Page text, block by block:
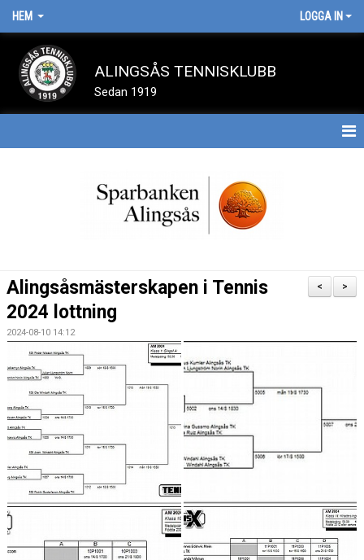
HEM LOGGA IN
ALINGSÅS TENNISKLUBB
Sedan 1919
OM KLUBBEN
TÄVLINGAR
BILDGALLERI
SPONSRING
TRYGG TENNIS
KLUBBSHOP
>
<
Alingsåsmästerskapen i Tennis
2024 lottning
2024-08-10 14:12